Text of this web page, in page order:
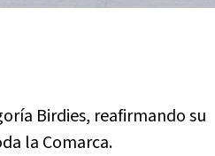
Birdies, reafirmando su
la Comarca.